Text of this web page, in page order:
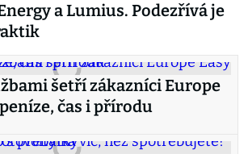
a Lumius. Podezřívá je
šetří zákazníci Europe
čas i přírodu